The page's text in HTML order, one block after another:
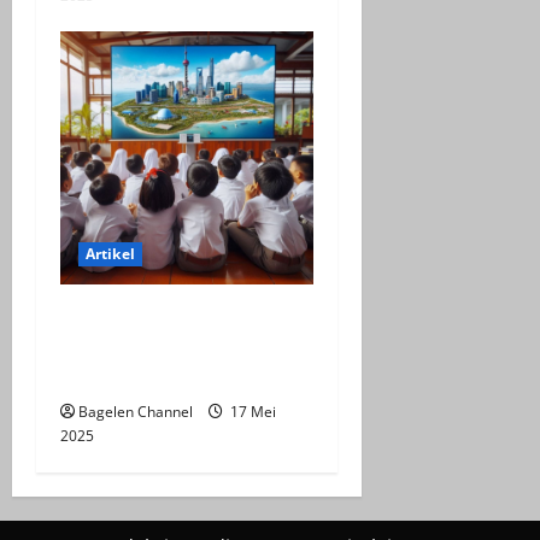
Artikel
Bagelen Channel
17 Mei
2025